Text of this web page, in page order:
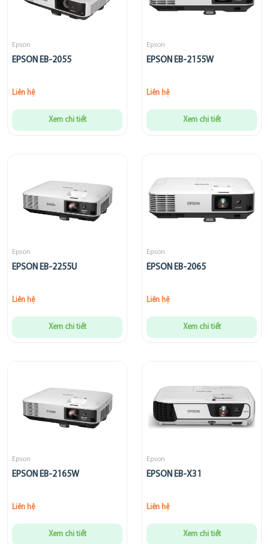
Epson
EPSON EB-2055
Liên hệ
Xem chi tiết
Epson
EPSON EB-2155W
Liên hệ
Xem chi tiết
Epson
EPSON EB-2255U
Liên hệ
Xem chi tiết
Epson
EPSON EB-2065
Liên hệ
Xem chi tiết
Epson
EPSON EB-2165W
Liên hệ
Xem chi tiết
Epson
EPSON EB-X31
Liên hệ
Xem chi tiết